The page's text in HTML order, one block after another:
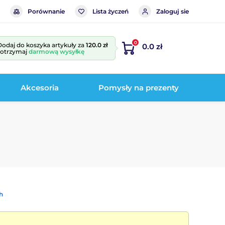
Porównanie Lista życzeń Zaloguj sie
do koszyka artykuły za 120.0 zł
darmową wysyłkę
0 0.0 zł
Akcesoria Pomysły na prezenty